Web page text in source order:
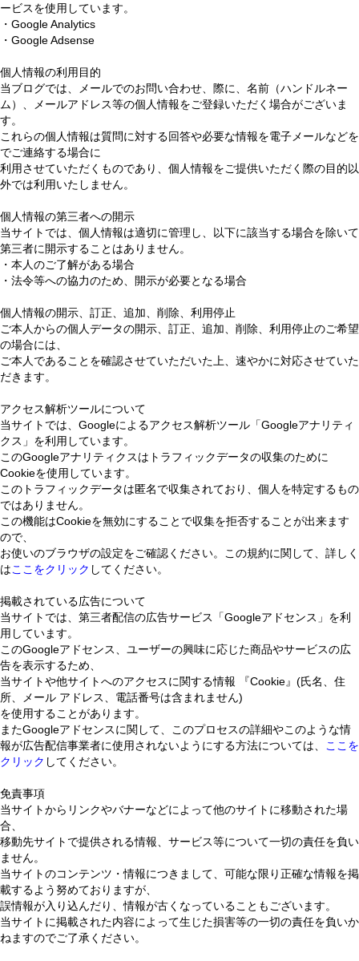
ービスを使用しています。
・Google Analytics
・Google Adsense
個人情報の利用目的
当ブログでは、メールでのお問い合わせ、際に、名前（ハンドルネー
ム）、メールアドレス等の個人情報をご登録いただく場合がございま
す。
これらの個人情報は質問に対する回答や必要な情報を電子メールなどを
でご連絡する場合に
利用させていただくものであり、個人情報をご提供いただく際の目的以
外では利用いたしません。
個人情報の第三者への開示
当サイトでは、個人情報は適切に管理し、以下に該当する場合を除いて
第三者に開示することはありません。
・本人のご了解がある場合
・法令等への協力のため、開示が必要となる場合
個人情報の開示、訂正、追加、削除、利用停止
ご本人からの個人データの開示、訂正、追加、削除、利用停止のご希望
の場合には、
ご本人であることを確認させていただいた上、速やかに対応させていた
だきます。
アクセス解析ツールについて
当サイトでは、Googleによるアクセス解析ツール「Googleアナリティ
クス」を利用しています。
このGoogleアナリティクスはトラフィックデータの収集のために
Cookieを使用しています。
このトラフィックデータは匿名で収集されており、個人を特定するもの
ではありません。
この機能はCookieを無効にすることで収集を拒否することが出来ます
ので、
お使いのブラウザの設定をご確認ください。この規約に関して、詳しく
はここをクリック してください。
掲載されている広告について
当サイトでは、第三者配信の広告サービス「Googleアドセンス」を利
用しています。
このGoogleアドセンス、ユーザーの興味に応じた商品やサービスの広
告を表示するため、
当サイトや他サイトへのアクセスに関する情報 『Cookie』(氏名、住
所、メール アドレス、電話番号は含まれません)
を使用することがあります。
またGoogleアドセンスに関して、このプロセスの詳細やこのような情
報が広告配信事業者に使用されないようにする方法については、 ここを
クリック してください。
免責事項
当サイトからリンクやバナーなどによって他のサイトに移動された場
合、
移動先サイトで提供される情報、サービス等について一切の責任を負い
ません。
当サイトのコンテンツ・情報につきまして、可能な限り正確な情報を掲
載するよう努めておりますが、
誤情報が入り込んだり、情報が古くなっていることもございます。
当サイトに掲載された内容によって生じた損害等の一切の責任を負いか
ねますのでご了承ください。